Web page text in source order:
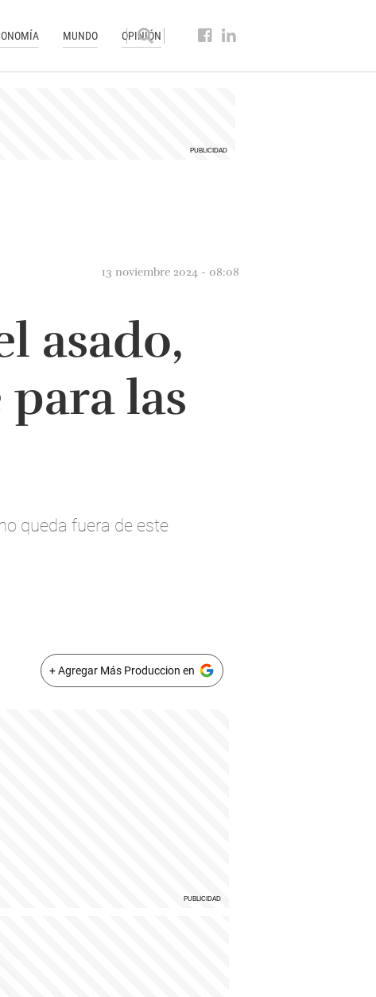
MUNDO OPINIÓN
13 noviembre 2024 - 08:08
asado,
las
queda fuera de este
+ Agregar Más Produccion en